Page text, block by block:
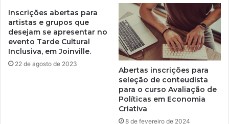
Inscrições abertas para
artistas e grupos que
desejam se apresentar no
evento Tarde Cultural
Inclusiva, em Joinville.
22 de agosto de 2023
Abertas inscrições para
seleção de conteudista
para o curso Avaliação de
Políticas em Economia
Criativa
8 de fevereiro de 2024